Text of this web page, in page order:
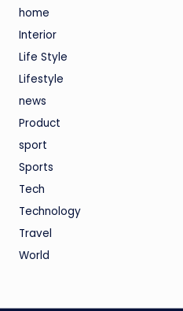
home
Interior
Life Style
Lifestyle
news
Product
sport
Sports
Tech
Technology
Travel
World